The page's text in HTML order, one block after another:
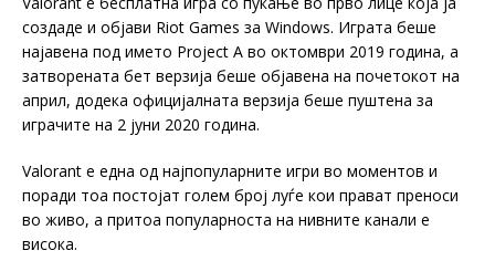
создаде и објави Riot Games за Windows. Играта беше
најавена под името Project A во октомври 2019 година, а
затворената бет верзија беше објавена на почетокот на
април, додека официјалната верзија беше пуштена за
играчите на 2 јуни 2020 година.
Valorant е една од најпопуларните игри во моментов и
поради тоа постојат голем број луѓе кои прават преноси
во живо, а притоа популарноста на нивните канали е
висока.